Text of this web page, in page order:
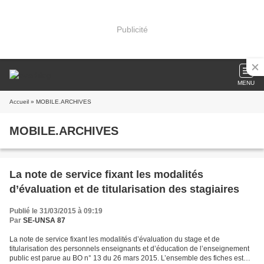
Publicité
MENU
Accueil » MOBILE.ARCHIVES
MOBILE.ARCHIVES
La note de service fixant les modalités
d’évaluation et de titularisation des stagiaires
Publié le 31/03/2015 à 09:19
Par SE-UNSA 87
La note de service fixant les modalités d’évaluation du stage et de
titularisation des personnels enseignants et d’éducation de l’enseignement
public est parue au BO n° 13 du 26 mars 2015. L’ensemble des fiches est